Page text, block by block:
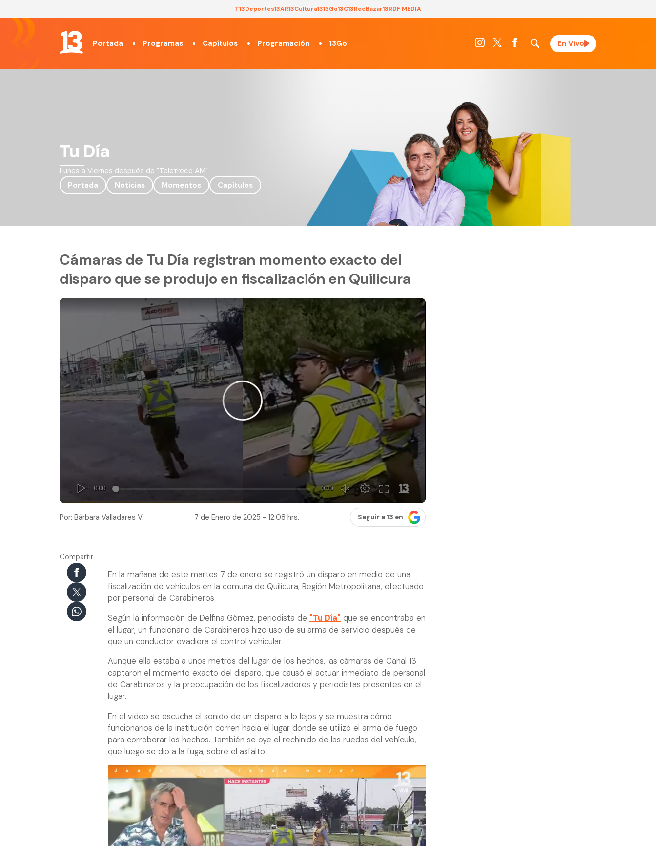
T13Deportes13AR13Cultura1313Go13C13RecBazar13RDF MEDIA
Portada Programas Capítulos Programación 13Go En Vivo
Tu Día
Lunes a Viernes después de "Teletrece AM"
Portada
Noticias Momentos Capítulos
Cámaras de Tu Día registran momento exacto del
disparo que se produjo en fiscalización en Quilicura
Por: Bárbara Valladares V. 7 de Enero de 2025 - 12:08 hrs. Seguir a 13 en
Compartir
En la mañana de este martes 7 de enero se registró un disparo en medio de una
fiscalización de vehículos en la comuna de Quilicura, Región Metropolitana, efectuado
por personal de Carabineros.
Según la información de Delfina Gómez, periodista de "Tu Día" que se encontraba en
el lugar, un funcionario de Carabineros hizo uso de su arma de servicio después de
que un conductor evadiera el control vehicular.
Aunque ella estaba a unos metros del lugar de los hechos, las cámaras de Canal 13
captaron el momento exacto del disparo, que causó el actuar inmediato de personal
de Carabineros y la preocupación de los fiscalizadores y periodistas presentes en el
lugar.
En el video se escucha el sonido de un disparo a lo lejos y se muestra cómo
funcionarios de la institución corren hacia el lugar donde se utilizó el arma de fuego
para corroborar los hechos. También se oye el rechinido de las ruedas del vehículo,
que luego se dio a la fuga, sobre el asfalto.